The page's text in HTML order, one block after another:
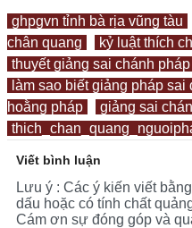
ghpgvn tỉnh bà rịa vũng tàu
chân quang
kỷ luật thích
thuyết giảng sai chánh pháp
làm sao biết giảng pháp sai
hoằng pháp
giảng sai
Viết bình luận
Lưu ý : Các ý kiến viết
dấu hoặc có tính chất
Cám ơn sự đóng góp và